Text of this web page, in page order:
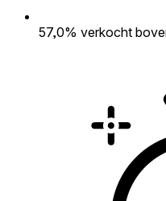
57,0% verkocht